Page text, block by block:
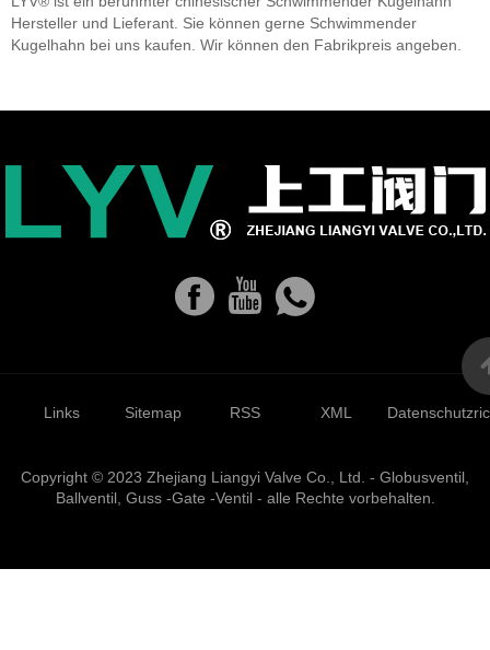
Hersteller und Lieferant. Sie können gerne Schwimmender
Kugelhahn bei uns kaufen. Wir können den Fabrikpreis angeben.
Links Sitemap RSS XML
Copyright © 2023 Zhejiang Liangyi Valve Co., Ltd. - Globusventil,
Ballventil, Guss -Gate -Ventil - alle Rechte vorbehalten.